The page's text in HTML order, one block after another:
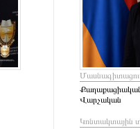
Վարչական
Կոնտակտային